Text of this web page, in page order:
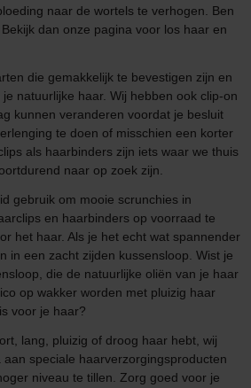
naar de wortels te verhogen. Ben
dan onze pagina voor los haar en
die gemakkelijk te bevestigen zijn en
natuurlijke haar. Wij hebben ook clip-on
kunnen veranderen voordat je besluit
te doen of misschien een korter
als haarbinders zijn iets waar we thuis
naar op zoek zijn.
gebruik om mooie scrunchies in
en haarbinders op voorraad te
het haar. Als je het echt wat spannender
in een zacht zijden kussensloop. Wist je
die de natuurlijke oliën van je haar
op wakker worden met pluizig haar
voor je haar?
lang, pluizig of droog haar hebt, wij
speciale haarverzorgingsproducten
niveau te tillen. Zorg goed voor je